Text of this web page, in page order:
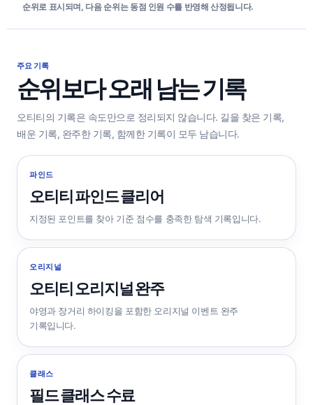
순위로 표시되며, 다음 순위는 동점 인원 수를 반영해 산정됩니다.
주요 기록
순위보다 오래 남는 기록
오티티의 기록은 속도만으로 정리되지 않습니다. 길을 찾은 기록,
배운 기록, 완주한 기록, 함께한 기록이 모두 남습니다.
파인드
오티티 파인드 클리어
지정된 포인트를 찾아 기준 점수를 충족한 탐색 기록입니다.
오리지널
오티티 오리지널 완주
야영과 장거리 하이킹을 포함한 오리지널 이벤트 완주
기록입니다.
클래스
필드 클래스 수료